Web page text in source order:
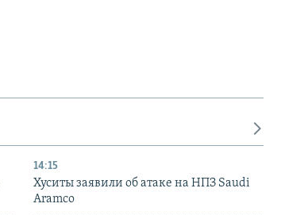
14:15
Хуситы заявили об атаке на НПЗ Saudi
Aramco